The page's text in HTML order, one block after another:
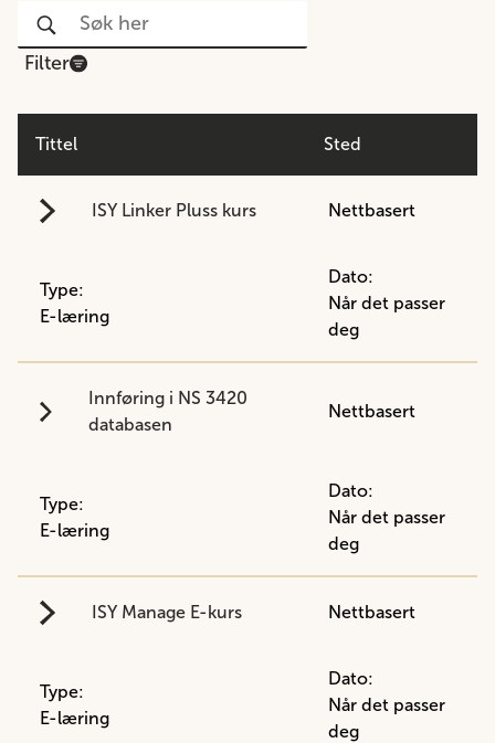
Filter
Tittel Sted
ISY Linker Pluss kurs Nettbasert
Type:
E-læring
Dato:
Når det passer
deg
Innføring i NS 3420
databasen
Nettbasert
Type:
E-læring
Dato:
Når det passer
deg
ISY Manage E-kurs Nettbasert
Type:
E-læring
Dato:
Når det passer
deg